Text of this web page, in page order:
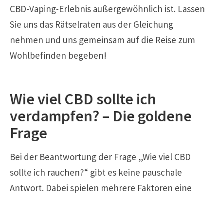
CBD-Vaping-Erlebnis außergewöhnlich ist. Lassen
Sie uns das Rätselraten aus der Gleichung
nehmen und uns gemeinsam auf die Reise zum
Wohlbefinden begeben!
Wie viel CBD sollte ich
verdampfen? – Die goldene
Frage
Bei der Beantwortung der Frage „Wie viel CBD
sollte ich rauchen?“ gibt es keine pauschale
Antwort. Dabei spielen mehrere Faktoren eine